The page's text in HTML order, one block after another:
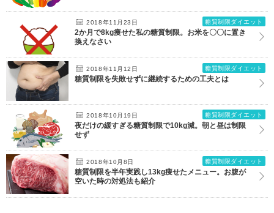
2018年11月23日 糖質制限ダイエット
2か月で8kg痩せた私の糖質制限。お米を〇〇に置き
換えなさい
2018年11月12日 糖質制限ダイエット
糖質制限を失敗せずに継続するための工夫とは
2018年10月19日 糖質制限ダイエット
夜だけの緩すぎる糖質制限で10kg減。朝と昼は制限
せず
2018年10月8日 糖質制限ダイエット
糖質制限を半年実践し13kg痩せたメニュー。お腹が
空いた時の対処法も紹介